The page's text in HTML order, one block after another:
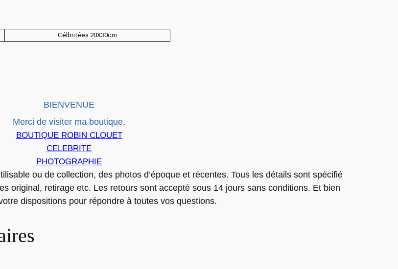
Célbritées 20X30cm
BIENVENUE
Merci de visiter ma boutique.
BOUTIQUE ROBIN CLOUET
CELEBRITE
PHOTOGRAPHIE
ou de collection, des photos d’époque et récentes. Tous les détails sont spécifié
original, retirage etc. Les retours sont accepté sous 14 jours sans conditions. Et bien
dispositions pour répondre à toutes vos questions.